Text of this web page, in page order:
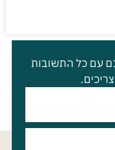
עם כל התשובות